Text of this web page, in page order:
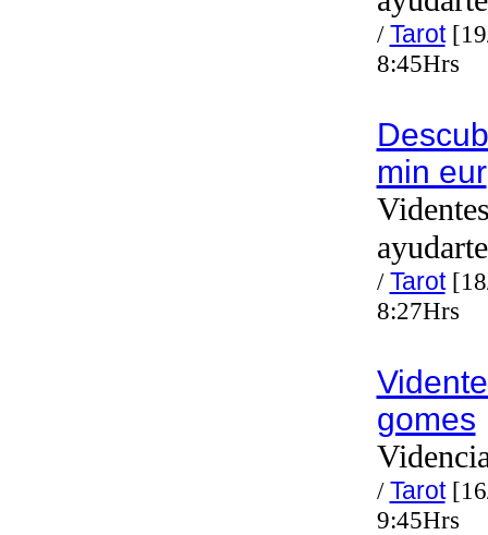
/Tarot
8:45Hrs
min eur
ayudarte
/Tarot
8:27Hrs
gomes
/Tarot
9:45Hrs